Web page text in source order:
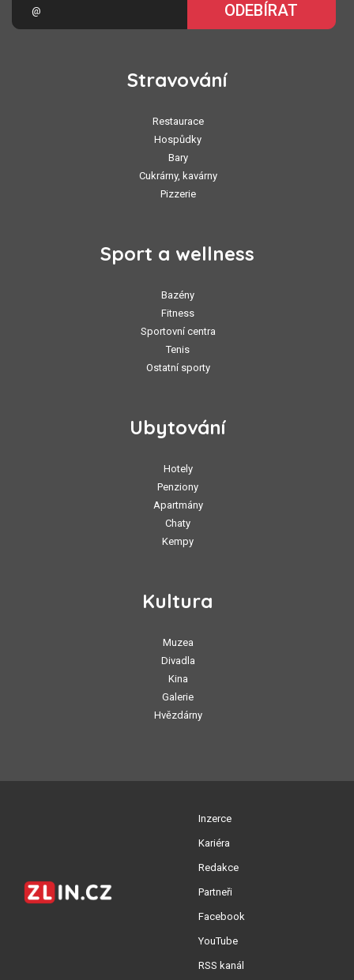
ODEBÍRAT
Stravování
Restaurace
Hospůdky
Bary
Cukrárny, kavárny
Pizzerie
Sport a wellness
Bazény
Fitness
Sportovní centra
Tenis
Ostatní sporty
Ubytování
Hotely
Penziony
Apartmány
Chaty
Kempy
Kultura
Muzea
Divadla
Kina
Galerie
Hvězdárny
Inzerce
Kariéra
Redakce
Partneři
Facebook
YouTube
RSS kanál